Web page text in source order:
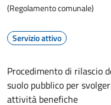
(Regolamento comunale)
Servizio attivo
Procedimento di rilascio
suolo pubblico per
attività benefiche